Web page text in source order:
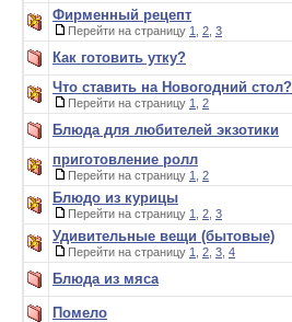
Фирменный рецепт
Перейти на страницу 1 2 3
Как готовить утку?
Что ставить на Новогодний стол?
Перейти на страницу 1 2
Блюда для любителей экзотики
приготовление ролл
Перейти на страницу 1 2
Блюдо из курицы
Перейти на страницу 1 2 3
Удивительные вещи (бытовые)
Перейти на страницу 1 2 3 4
Блюда из мяса
Помело